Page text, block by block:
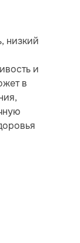
низкий
и
в